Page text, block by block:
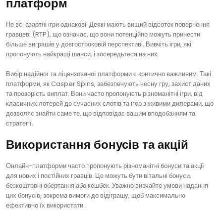
платформ
Не всі азартні ігри однакові. Деякі мають вищий відсоток повернення
гравцеві (RTP), що означає, що вони потенційно можуть принести
більше виграшів у довгостроковій перспективі. Вивчіть ігри, які
пропонують найкращі шанси, і зосередьтеся на них.
Вибір надійної та ліцензованої платформи є критично важливим. Такі
платформи, як Casper Spins, забезпечують чесну гру, захист даних
та прозорість виплат. Вони часто пропонують різноманітні ігри, від
класичних лотерей до сучасних слотів та ігор з живими дилерами, що
дозволяє знайти саме те, що відповідає вашим вподобанням та
стратегії.
Використання бонусів та акцій
Онлайн-платформи часто пропонують різноманітні бонуси та акції
для нових і постійних гравців. Це можуть бути вітальні бонуси,
безкоштовні обертання або кешбек. Уважно вивчайте умови надання
цих бонусів, зокрема вимоги до відіграшу, щоб максимально
ефективно їх використати.